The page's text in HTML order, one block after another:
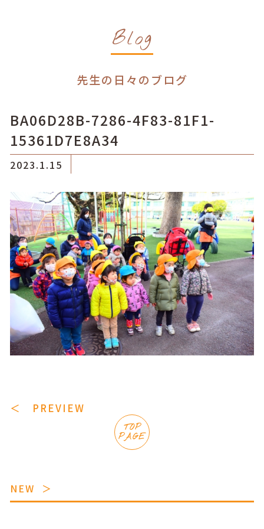
Blog
先生の日々のブログ
BA06D28B-7286-4F83-81F1-
15361D7E8A34
2023.1.15
＜ PREVIEW
TOP
PAGE
NEW